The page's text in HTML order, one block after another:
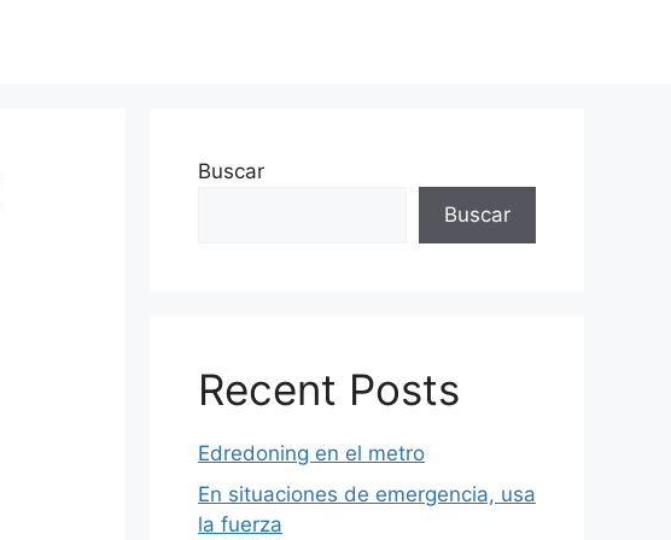
Buscar
Buscar
Recent Posts
Edredoning en el metro
En situaciones de emergencia, usa
la fuerza